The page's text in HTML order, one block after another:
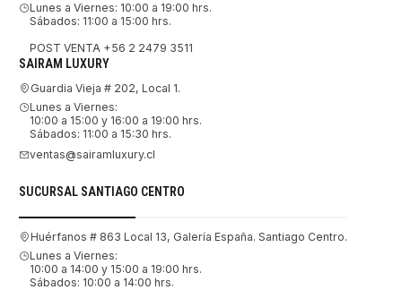
Lunes a Viernes: 10:00 a 19:00 hrs.
Sábados: 11:00 a 15:00 hrs.
POST VENTA +56 2 2479 3511
SAIRAM LUXURY
Guardia Vieja # 202, Local 1.
Lunes a Viernes:
10:00 a 15:00 y 16:00 a 19:00 hrs.
Sábados: 11:00 a 15:30 hrs.
ventas@sairamluxury.cl
SUCURSAL SANTIAGO CENTRO
Huérfanos # 863 Local 13, Galería España. Santiago Centro.
Lunes a Viernes:
10:00 a 14:00 y 15:00 a 19:00 hrs.
Sábados: 10:00 a 14:00 hrs.